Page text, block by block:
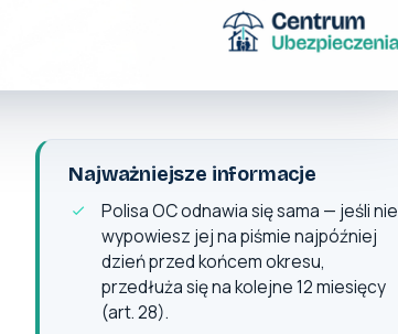
Najważniejsze informacje
Polisa OC odnawia się sama — jeśli nie
wypowiesz jej na piśmie najpóźniej
dzień przed końcem okresu,
przedłuża się na kolejne 12 miesięcy
(art. 28).